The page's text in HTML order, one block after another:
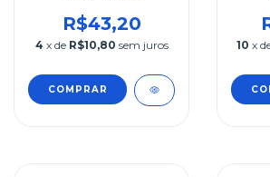
R$43,20
4 x de R$10,80 sem juros
COMPRAR
10 x